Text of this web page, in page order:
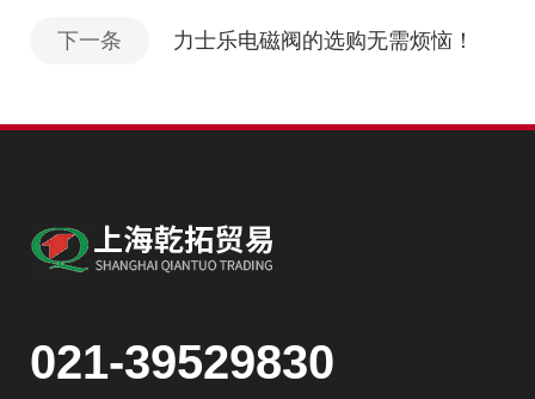
下一条 力士乐电磁阀的选购无需烦恼！
021-39529830